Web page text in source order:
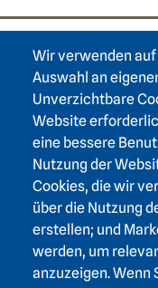
Wir verwenden
Auswahl an
Unverzichtbare
Website
eine bessere
Nutzung der
Cookies, die wir
über die Nutzung
erstellen; und
werden, um
anzuzeigen. Wenn
Footer
Footer
Heidelberger
Karlstraße 4
69117 Heidelberg
+49 6221 / 54 32 65